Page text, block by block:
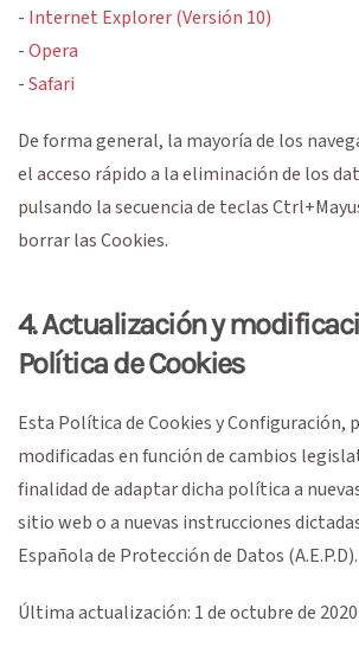
- Internet Explorer (Versión 10)
-Opera
-Safari
De forma general, la mayoría de los
el acceso rápido a la eliminación de los
pulsando la secuencia de teclas
borrar las Cookies.
4. Actualización y
Política de Cookies
Esta Política de Cookies y Configuración,
modificadas en función de cambios
finalidad de adaptar dicha política a
sitio web o a nuevas instrucciones
Española de Protección de Datos (A.E.P.D).
Última actualización: 1 de octubre de 2020